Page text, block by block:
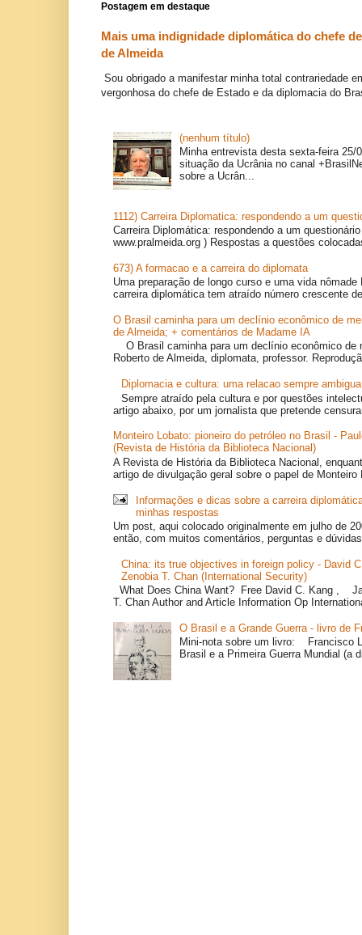
Postagem em destaque
Mais uma indignidade diplomática do chefe
de Almeida
Sou obrigado a manifestar minha total contrariedade
vergonhosa do chefe de Estado e da diplomacia do
(nenhum título)
Minha entrevista desta sexta-feira 25/
situação da Ucrânia no canal
sobre a Ucrân...
1112) Carreira Diplomatica: respondendo a um
Carreira Diplomática: respondendo a um
www.pralmeida.org ) Respostas a questões
673) A formacao e a carreira do diplomata
Uma preparação de longo curso e uma vida nômade
carreira diplomática tem atraído número crescente
O Brasil caminha para um declínio econômico de
de Almeida; + comentários de Madame IA
O Brasil caminha para um declínio econômico
Roberto de Almeida, diplomata, professor.
Diplomacia e cultura: uma relacao sempre ambigua
Sempre atraído pela cultura e por questões
artigo abaixo, por um jornalista que pretende
Monteiro Lobato: pioneiro do petróleo no Brasil -
(Revista de História da Biblioteca Nacional)
A Revista de História da Biblioteca Nacional,
artigo de divulgação geral sobre o papel de Monteiro
Informações e dicas sobre a carreira
minhas respostas
Um post, aqui colocado originalmente em julho de
então, com muitos comentários, perguntas e
China: its true objectives in foreign policy - David
Zenobia T. Chan (International Security)
What Does China Want? Free David C. Kang ,
T. Chan Author and Article Information Op
O Brasil e a Grande Guerra - livro de
Mini-nota sobre um livro: Francisco
Brasil e a Primeira Guerra Mundial (a